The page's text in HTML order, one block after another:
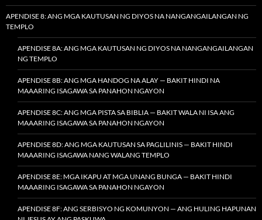
APENDISE 8: ANG MGA KAUTUSAN NG DIYOS NA NANGANGAILANGAN NG
TEMPLO
APENDISE 8A: ANG MGA KAUTUSAN NG DIYOS NA NANGANGAILANGAN
NG TEMPLO
APENDISE 8B: ANG MGA HANDOG NA ALAY — BAKIT HINDI NA
MAAARING ISAGAWA SA PANAHON NGAYON
APENDISE 8C: ANG MGA PISTA SA BIBLIA — BAKIT WALA NI ISA ANG
MAAARING ISAGAWA SA PANAHON NGAYON
APENDISE 8D: ANG MGA KAUTUSAN SA PAGLILINIS — BAKIT HINDI
MAAARING ISAGAWA NANG WALANG TEMPLO
APENDISE 8E: MGA IKAPU AT MGA UNANG BUNGA — BAKIT HINDI
MAAARING ISAGAWA SA PANAHON NGAYON
APENDISE 8F: ANG SERBISYO NG KOMUNYON — ANG HULING HAPUNAN